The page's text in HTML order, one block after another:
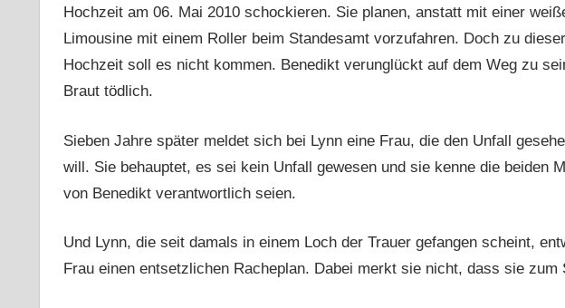
Hochzeit am 06. Mai 2010 schockieren. Sie planen, anstatt mit einer
Limousine mit einem Roller beim Standesamt vorzufahren. Doch zu dieser
Hochzeit soll es nicht kommen. Benedikt verunglückt auf dem Weg zu
Braut tödlich.
Sieben Jahre später meldet sich bei Lynn eine Frau, die den Unfall
will. Sie behauptet, es sei kein Unfall gewesen und sie kenne die beiden
von Benedikt verantwortlich seien.
Und Lynn, die seit damals in einem Loch der Trauer gefangen scheint,
Frau einen entsetzlichen Racheplan. Dabei merkt sie nicht, dass sie